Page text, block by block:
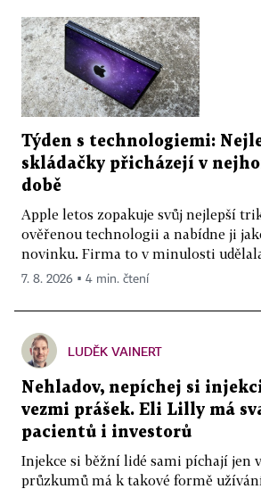
Týden s technologiemi:
skládačky přicházejí v
době
Apple letos zopakuje svůj nejlepší
ověřenou technologii a nabídne ji
novinku. Firma to v minulosti
7. 8. 2026 ▪ 4 min. čtení
LUDĚK VAINERT
Nehladov, nepíchej si
vezmi prášek. Eli Lilly má
pacientů i investorů
Injekce si běžní lidé sami píchají jen
průzkumů má k takové formě